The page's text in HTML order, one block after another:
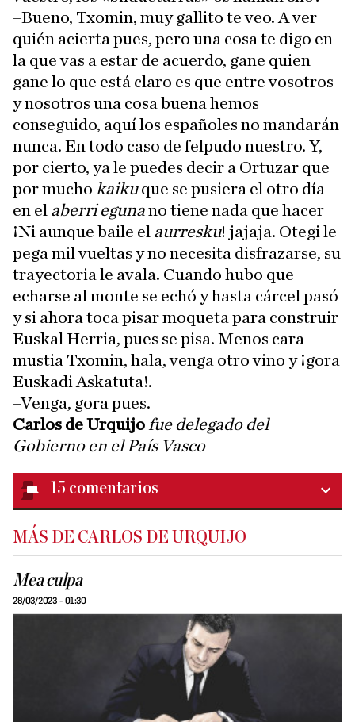
–Bueno, Txomin, muy gallito te veo. A ver
quién acierta pues, pero una cosa te digo en
la que vas a estar de acuerdo, gane quien
gane lo que está claro es que entre vosotros
y nosotros una cosa buena hemos
conseguido, aquí los españoles no mandarán
nunca. En todo caso de felpudo nuestro. Y,
por cierto, ya le puedes decir a Ortuzar que
por mucho kaikuque se pusiera el otro día
en el aberri egunano tiene nada que hacer
¡Ni aunque baile el aurresku! jajaja. Otegi le
pega mil vueltas y no necesita disfrazarse, su
trayectoria le avala. Cuando hubo que
echarse al monte se echó y hasta cárcel pasó
y si ahora toca pisar moqueta para construir
Euskal Herria, pues se pisa. Menos cara
mustia Txomin, hala, venga otro vino y ¡gora
Euskadi Askatuta!.
–Venga, gora pues.
Carlos de Urquijo fue delegado del
Gobierno en el País Vasco
15 comentarios
MÁS DE CARLOS DE URQUIJO
Mea culpa
28/03/2023 - 01:30